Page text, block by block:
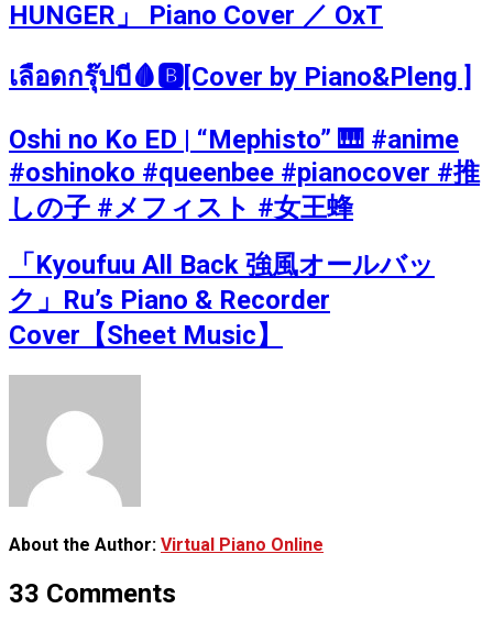
HUNGER」 Piano Cover ／ OxT
เลือดกรุ๊ปบี🩸🅱️[Cover by Piano&Pleng ]
Oshi no Ko ED | “Mephisto” 🎹 #anime
#oshinoko #queenbee #pianocover #推
しの子 #メフィスト #女王蜂
「Kyoufuu All Back 強風オールバッ
ク」Ru’s Piano & Recorder
Cover【Sheet Music】
About the Author: Virtual Piano Online
33 Comments